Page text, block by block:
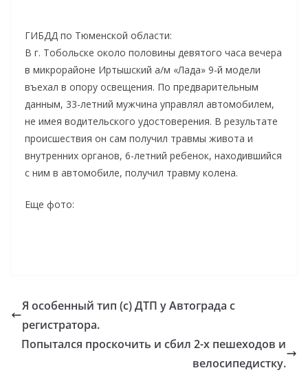
ГИБДД по Тюменской области:
В г. Тобольске около половины девятого часа вечера
в микрорайоне Иртышский а/м «Лада» 9-й модели
въехал в опору освещения. По предварительным
данным, 33-летний мужчина управлял автомобилем,
не имея водительского удостоверения. В результате
происшествия он сам получил травмы живота и
внутренних органов, 6-летний ребенок, находившийся
с ним в автомобиле, получил травму колена.
Еще фото:
Я особенный тип (с) ДТП у Автограда с
регистратора.
Попытался проскочить и сбил 2-х пешеходов и
велосипедистку.